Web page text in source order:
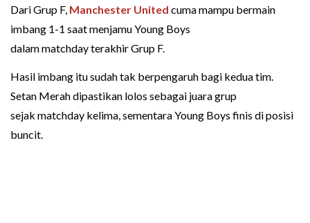
Dari Grup F, Manchester United cuma mampu bermain
imbang 1-1 saat menjamu Young Boys
dalam matchday terakhir Grup F.
Hasil imbang itu sudah tak berpengaruh bagi kedua tim.
Setan Merah dipastikan lolos sebagai juara grup
sejak matchday kelima, sementara Young Boys finis di posisi
buncit.